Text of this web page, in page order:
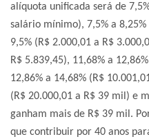
alíquota unificada será de
salário mínimo), 7,5% a
9,5% (R$ 2.000,01 a R$
R$ 5.839,45), 11,68% a
12,86% a 14,68% (R$
(R$ 20.000,01 a R$ 39 mil) e
ganham mais de R$ 39 mil.
que contribuir por 40 anos